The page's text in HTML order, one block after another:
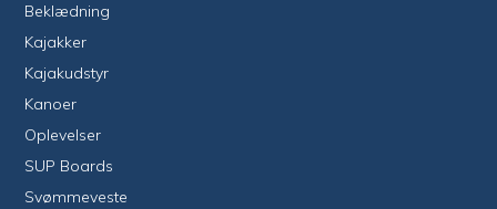
Beklædning
Kajakker
Kajakudstyr
Kanoer
Oplevelser
SUP Boards
Svømmeveste